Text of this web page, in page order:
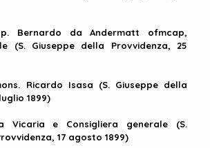
Bernardo da Andermatt ofmcap,
(S. Giuseppe della Provvidenza, 25
Ricardo Isasa (S. Giuseppe della
1899)
Vicaria e Consigliera generale (S.
17 agosto 1899)